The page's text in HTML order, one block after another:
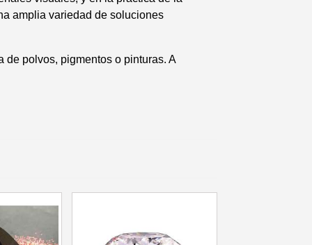
tu primer pedido
5€ de descuento
en un plazo de 14 días.
tu primer pedido
cada recomendación
amplia variedad de soluciones
de polvos, pigmentos o pinturas. A